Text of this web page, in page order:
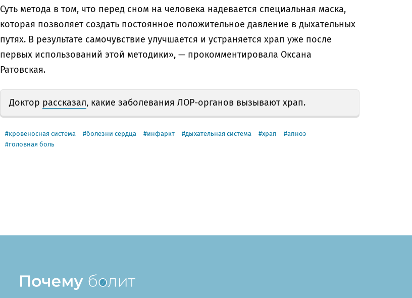
Суть метода в том, что перед сном на человека надевается специальная маска,
которая позволяет создать постоянное положительное давление в дыхательных
путях. В результате самочувствие улучшается и устраняется храп уже после
первых использований этой методики», — прокомментировала Оксана
Ратовская.
Доктор рассказал, какие заболевания ЛОР-органов вызывают храп.
кровеносная система болезни сердца инфаркт дыхательная система храп
апноэ
головная боль